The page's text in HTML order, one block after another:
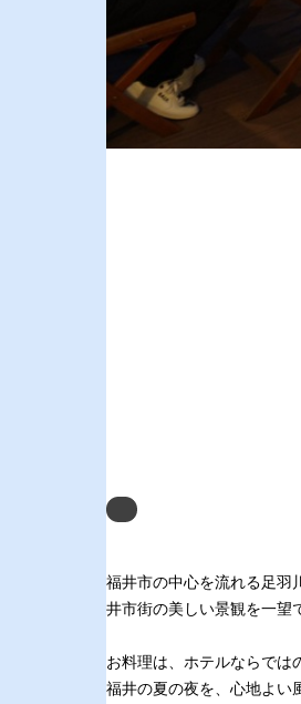
Next
福井市の中心を流れる足羽
井市街の美しい景観を一望
お料理は、ホテルならでは
福井の夏の夜を、心地よ